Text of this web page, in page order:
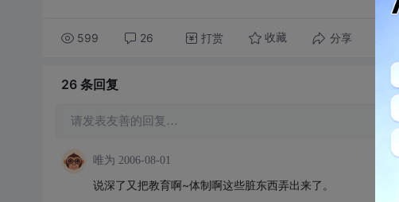
599 26 打赏 收藏 分享
26 条回复
请发表友善的回复…
唯为 2006-08-01
说深了又把教育啊~体制啊这些脏东西弄出来了。